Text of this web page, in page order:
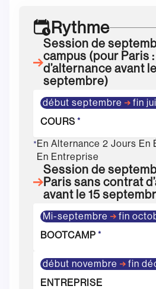
Rythme
Session de
campus (pour Paris
d’alternance avant
septembre)
début septembre
fin
COURS *
*En Alternance 2 Jours En
En Entreprise
Session de
Paris sans contrat
avant le 15
Mi-septembre
fin
BOOTCAMP *
début novembre
fin
ENTREPRISE